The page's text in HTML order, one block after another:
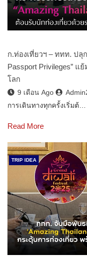
ก.ท่องเที่ยวฯ – ททท. ปลุ
Passport Privileges” แ
โลก
9 เดือน Ago
การเดินทางทุกครั้งเริ่มต้…
Read More
TRIP IDEA